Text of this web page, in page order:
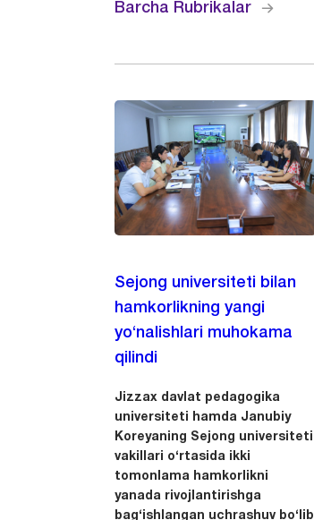
Barcha Rubrikalar
Sejong universiteti bilan
hamkorlikning yangi
yo‘nalishlari muhokama
qilindi
Jizzax davlat pedagogika
universiteti hamda Janubiy
Koreyaning Sejong universiteti
vakillari o‘rtasida ikki
tomonlama hamkorlikni
yanada rivojlantirishga
bag‘ishlangan uchrashuv bo‘lib